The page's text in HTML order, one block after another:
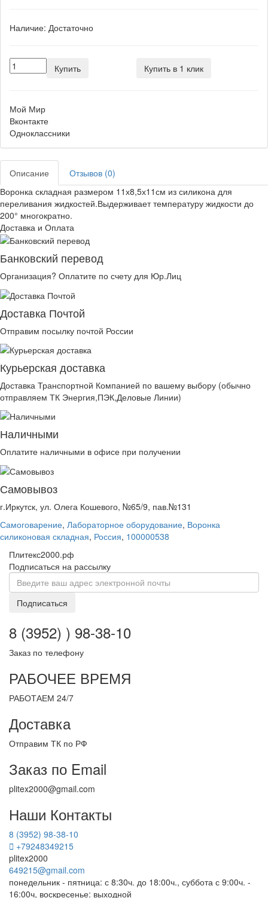
Наличие: Достаточно
Купить Купить в 1 клик
Мой Мир
Вконтакте
Одноклассники
Описание
Отзывов (0)
Воронка складная размером 11х8,5х11см из силикона для
переливания жидкостей.Выдерживает температуру жидкости до
200° многократно.
Доставка и Оплата
Банковский перевод
Организация? Оплатите по счету для Юр.Лиц
Доставка Почтой
Отправим посылку почтой России
Курьерская доставка
Доставка Транспортной Компанией по вашему выбору (обычно
отправляем ТК Энергия,ПЭК,Деловые Линии)
Наличными
Оплатите наличными в офисе при получении
Самовывоз
г.Иркутск, ул. Олега Кошевого, №65/9, пав.№131
Самоговарение, Лабораторное оборудование, Воронка
силиконовая складная, Россия, 100000538
Плитекс2000.рф
Подписаться на рассылку
Подписаться
8 (3952) ) 98-38-10
Заказ по телефону
РАБОЧЕЕ ВРЕМЯ
РАБОТАЕМ 24/7
Доставка
Отправим ТК по РФ
Заказ по Email
plitex2000@gmail.com
Наши Контакты
8 (3952) 98-38-10
+79248349215
plitex2000
649215@gmail.com
понедельник - пятница: с 8:30ч. до 18:00ч., суббота с 9:00ч. -
16:00ч, воскресенье: выходной